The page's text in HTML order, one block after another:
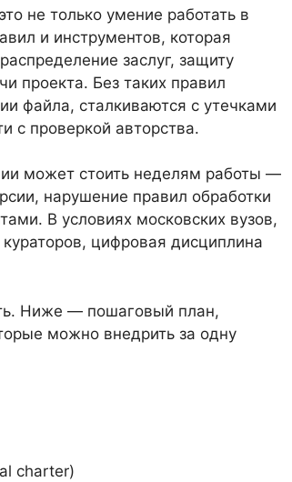
не только умение работать в
и инструментов, которая
заслуг, защиту
проекта. Без таких правил
файла, сталкиваются с утечками
с проверкой авторства.
может стоить неделям работы —
нарушение правил обработки
В условиях московских вузов,
цифровая дисциплина
Ниже — пошаговый план,
можно внедрить за одну
charter)